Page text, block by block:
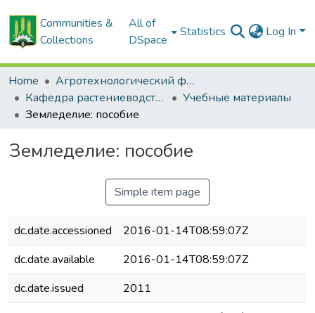
Communities &
Collections
All of
DSpace
Statistics Log In
Home
Агротехнологический факультет
Кафедра растениеводства
Учебные материалы
Земледелие: пособие
Земледелие: пособие
Simple item page
dc.date.accessioned
2016-01-14T08:59:07Z
dc.date.available
2016-01-14T08:59:07Z
dc.date.issued
2011